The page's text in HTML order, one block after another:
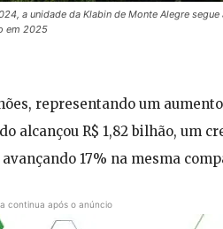
a unidade da Klabin de Monte Alegre
em 2025
representando um
alcançou R$ 1,82 bilhão, um
17% na mesma
continua após o anúncio